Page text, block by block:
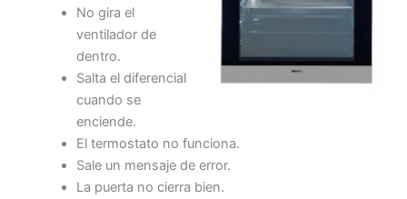
No gira el
ventilador de
dentro.
Salta el diferencial
cuando se
enciende.
El termostato no funciona.
Sale un mensaje de error.
La puerta no cierra bien.